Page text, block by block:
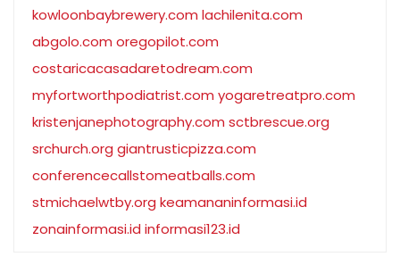
kowloonbaybrewery.com lachilenita.com
abgolo.com oregopilot.com
costaricacasadaretodream.com
myfortworthpodiatrist.com yogaretreatpro.com
kristenjanephotography.com sctbrescue.org
srchurch.org giantrusticpizza.com
conferencecallstomeatballs.com
stmichaelwtby.org keamananinformasi.id
zonainformasi.id informasi123.id